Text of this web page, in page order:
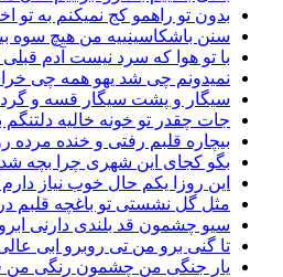
بدون تو راهمو کج نمیکنم به تو
سنن باشکاسینییه من هیچ سوه
با تو هوا که سرد نیست آدم
نمیدونم چی شد یهو همه چی
سیگار و پشت سیگار قسه و گرد
جات چقدر تو خونه خالیه دلتنگم
بیچاره قلبم رفتی و خنده مرده رو
بگو کجای این شهری چرا بچه شدی
این روزا یکم حال خوب نیاز
مثل گل نشستی تو باغچه قلبم
سیو چشمون قد بلندی دارنی
تا گنی برو من تی روبرو ابی
یار جنگی من چشمون رنگی من